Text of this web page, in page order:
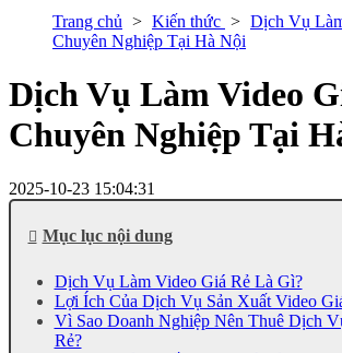
Trang chủ Kiến thức
Dịch Vụ
Chuyên Nghiệp Tại Hà Nội
Dịch Vụ Làm Video
Chuyên Nghiệp Tại
2025-10-23 15:04:31
Mục lục nội dung
Dịch Vụ Làm Video Giá Rẻ Là Gì?
Lợi Ích Của Dịch Vụ Sản Xuất Video
Vì Sao Doanh Nghiệp Nên Thuê Dịch
Rẻ?